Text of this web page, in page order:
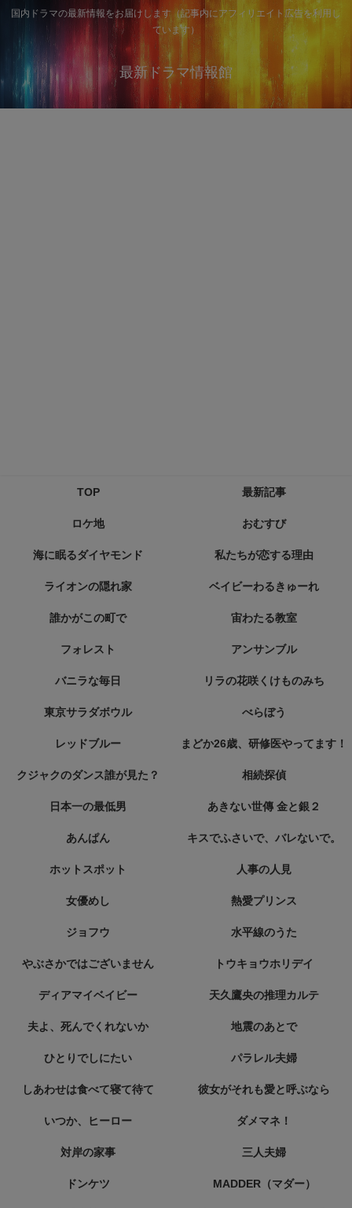
国内ドラマの最新情報をお届けします（記事内にアフィリエイト広告を利用し
ています）
最新ドラマ情報館
TOP 最新記事
ロケ地 おむすび
海に眠るダイヤモンド 私たちが恋する理由
ライオンの隠れ家 ベイビーわるきゅーれ
誰かがこの町で 宙わたる教室
フォレスト アンサンブル
バニラな毎日 リラの花咲くけものみち
東京サラダボウル べらぼう
レッドブルー まどか26歳、研修医やってます！
クジャクのダンス誰が見た？ 相続探偵
日本一の最低男 あきない世傳 金と銀２
あんぱん キスでふさいで、バレないで。
ホットスポット 人事の人見
女優めし 熱愛プリンス
ジョフウ 水平線のうた
やぶさかではございません トウキョウホリデイ
ディアマイベイビー 天久鷹央の推理カルテ
夫よ、死んでくれないか 地震のあとで
ひとりでしにたい パラレル夫婦
しあわせは食べて寝て待て 彼女がそれも愛と呼ぶなら
いつか、ヒーロー ダメマネ！
対岸の家事 三人夫婦
ドンケツ MADDER（マダー）